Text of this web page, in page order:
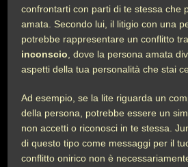
confrontarti con parti di te stessa che
amata. Secondo lui, il litigio con una
potrebbe rappresentare un conflitto
inconscio , dove la persona amata
aspetti della tua personalità che stai
Ad esempio, se la lite riguarda un
della persona, potrebbe essere un
non accetti o riconosci in te stessa.
di questo tipo come messaggi per il
conflitto onirico non è